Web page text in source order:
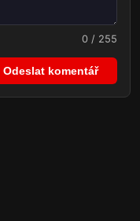
0 / 255
Odeslat komentář